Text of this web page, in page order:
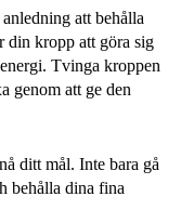
att behålla
din kropp att göra sig
Tvinga kroppen
genom att ge den
ditt mål. Inte bara gå
behålla dina fina